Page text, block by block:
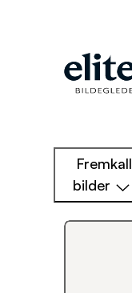
Fremkall
bilder